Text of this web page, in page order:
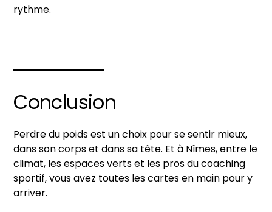
rythme.
Conclusion
Perdre du poids est un choix pour se sentir mieux,
dans son corps et dans sa tête. Et à Nîmes, entre le
climat, les espaces verts et les pros du coaching
sportif, vous avez toutes les cartes en main pour y
arriver.